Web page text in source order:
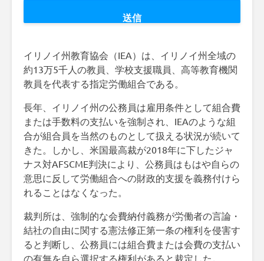
イリノイ州教育協会（IEA）は、イリノイ州全域の
約13万5千人の教員、学校支援職員、高等教育機関
教員を代表する指定労働組合である。
長年、イリノイ州の公務員は雇用条件として組合費
または手数料の支払いを強制され、IEAのような組
合が組合員を当然のものとして扱える状況が続いて
きた。しかし、米国最高裁が2018年に下したジャ
ナス対AFSCME判決により、公務員はもはや自らの
意思に反して労働組合への財政的支援を義務付けら
れることはなくなった。
裁判所は、強制的な会費納付義務が労働者の言論・
結社の自由に関する憲法修正第一条の権利を侵害す
ると判断し、公務員には組合費または会費の支払い
の有無を自ら選択する権利があると裁定した。